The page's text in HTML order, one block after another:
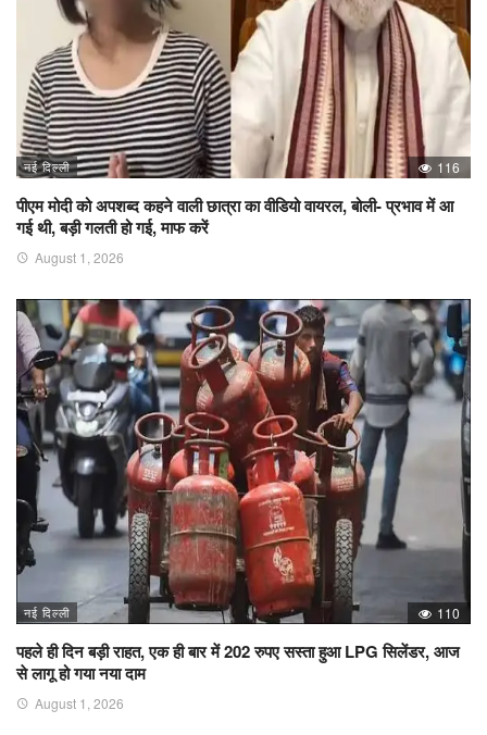
नई दिल्ली 116
पीएम मोदी को अपशब्द कहने वाली छात्रा का वीडियो वायरल, बोली- प्रभाव में आ
गई थी, बड़ी गलती हो गई, माफ करें
August 1, 2026
नई दिल्ली 110
पहले ही दिन बड़ी राहत, एक ही बार में 202 रुपए सस्ता हुआ LPG सिलेंडर, आज
से लागू हो गया नया दाम
August 1, 2026